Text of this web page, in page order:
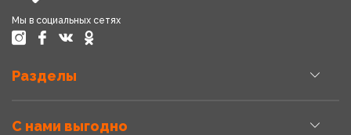
Мы в социальных сетях
Разделы
С нами выгодно